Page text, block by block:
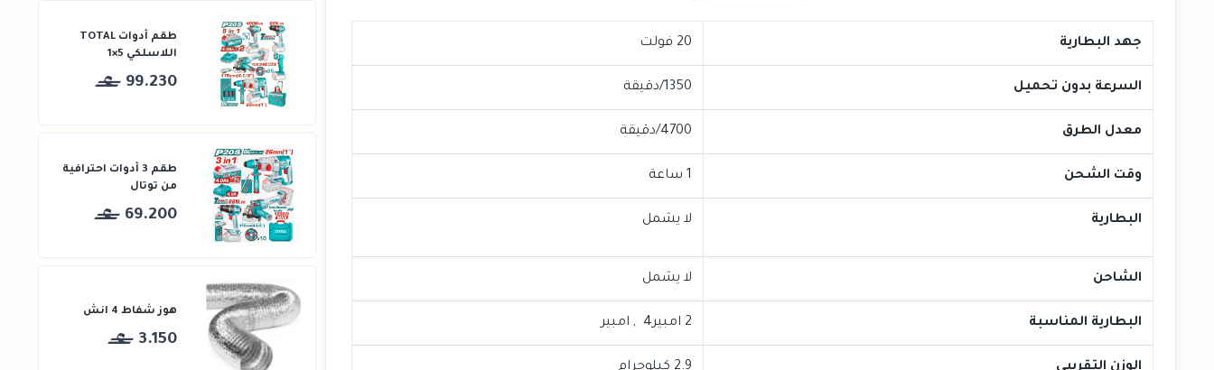
جهد البطارية 20 فولت
السرعة بدون تحميل 1350/دقيقة
معدل الطرق 4700/دقيقة
وقت الشحن 1 ساعة
البطارية لا يشمل
الشاحن لا يشمل
البطارية المناسبة 2 امبير4 , امبير
طقم أدوات TOTAL
اللاسلكي 5×1
99.230
طقم 3 أدوات احترافية
من توتال
69.200
هوز شفاط 4 انش
3.150